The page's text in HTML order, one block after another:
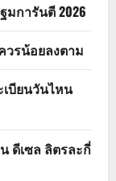
การันตี 2026
วรน้อยลงตาม
เบียนวันไหน
ดีเซล ลิตรละกี่